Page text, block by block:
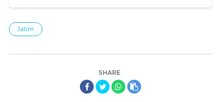
Jatim
SHARE